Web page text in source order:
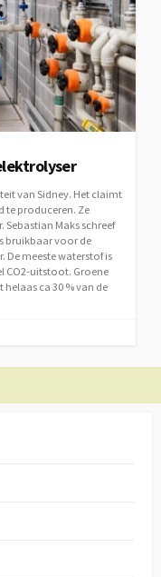
van Sidney. Het claimt
te produceren. Ze
Sebastian Maks schreef
bruikbaar voor de
De meeste waterstof is
CO2-uitstoot. Groene
ca 30 % van de